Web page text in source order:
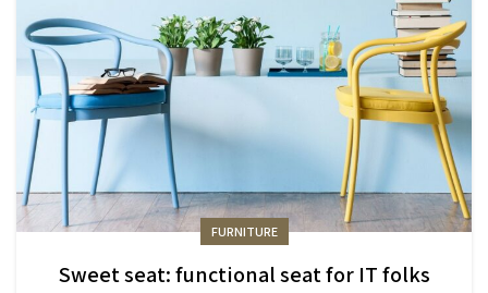
FURNITURE
Sweet seat: functional seat for IT folks